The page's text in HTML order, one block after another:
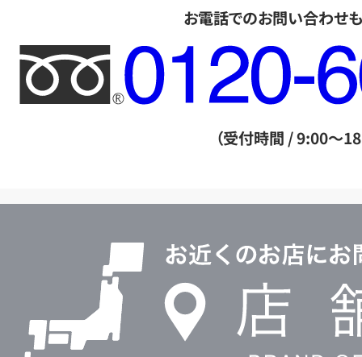
お電話でのお問い合わせ
フ
リ
ー
ル
（受付時間 / 9:00～